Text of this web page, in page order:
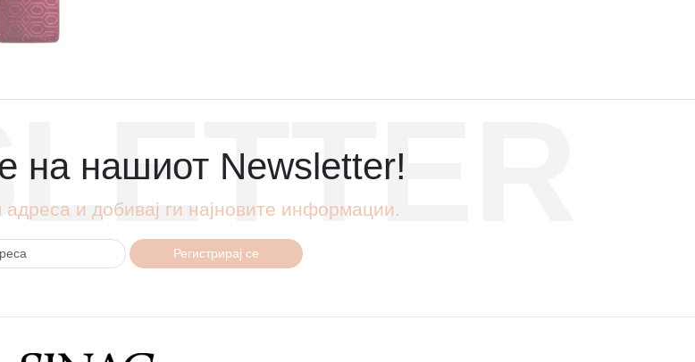
на нашиот Newsletter!
адреса и добивај ги најновите информации.
Регистрирај се